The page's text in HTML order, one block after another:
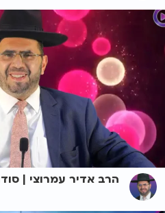
הרב אדיר עמרוצי |